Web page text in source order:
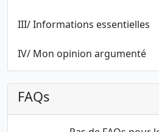
III/ Informations essentielles
IV/ Mon opinion argumenté
FAQs